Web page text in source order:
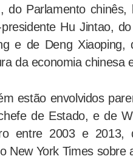
do Parlamento
Hu Jintao,
e de Deng Xiaoping,
da economia chinesa
estão envolvidos
de Estado, e de
entre 2003 e 2013,
New York Times sobre